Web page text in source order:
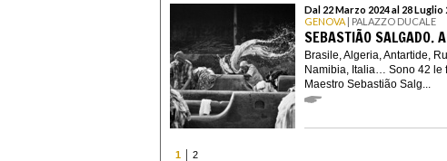
Dal 22 Marzo 2024 al 28 Luglio
GENOVA | PALAZZO DUCALE
SEBASTIÃO SALGADO.
Brasile, Algeria, Antartide,
Namibia, Italia… Sono 42 le
Maestro Sebastião Salg...
1 2